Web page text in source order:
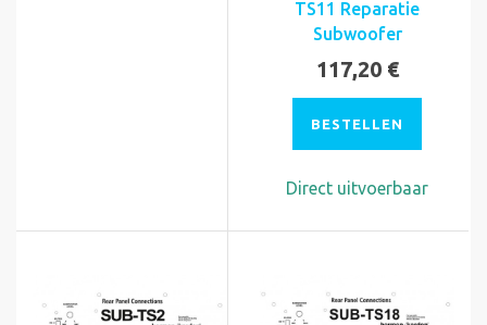
TS11 Reparatie
Subwoofer
117,20 €
BESTELLEN
Direct uitvoerbaar